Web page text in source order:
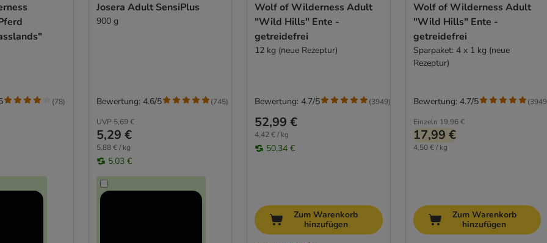
(78)
Josera Adult SensiPlus
900 g
UVP 5,69 €
5,29 €
5,88 € / kg
5,03 €
Bewertung: 4.6/5 (745)
Wolf of Wilderness Adult
"Wild Hills" Ente -
getreidefrei
12 kg (neue Rezeptur)
52,99 €
4,42 € / kg
50,34 €
Bewertung: 4.7/5 (3949)
Zum Warenkorb
hinzufügen
Wolf of Wilderness Adult
"Wild Hills" Ente -
getreidefrei
Sparpaket: 4 x 1 kg (neue
Rezeptur)
Einzeln 19,96 €
17,99 €
4,50 € / kg
Bewertung: 4.7/5 (3949
Zum Warenkorb
hinzufügen